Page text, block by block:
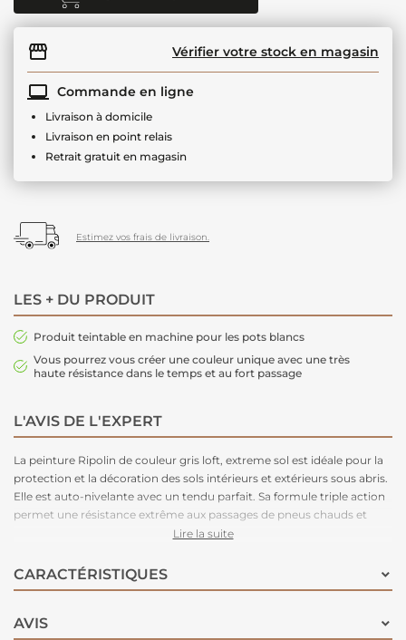
Vérifier votre stock en magasin
Commande en ligne
Livraison à domicile
Livraison en point relais
Retrait gratuit en magasin
Estimez vos frais de livraison.
LES + DU PRODUIT
Produit teintable en machine pour les pots blancs
Vous pourrez vous créer une couleur unique avec une très
haute résistance dans le temps et au fort passage
L'AVIS DE L'EXPERT
La peinture Ripolin de couleur gris loft, extreme sol est idéale pour la
protection et la décoration des sols intérieurs et extérieurs sous abris.
Elle est auto-nivelante avec un tendu parfait. Sa formule triple action
permet une résistance extrême aux passages de pneus chauds et
humides, une résistance aux taches et une haute tenue aux rayures et
Lire la suite
CARACTÉRISTIQUES
AVIS